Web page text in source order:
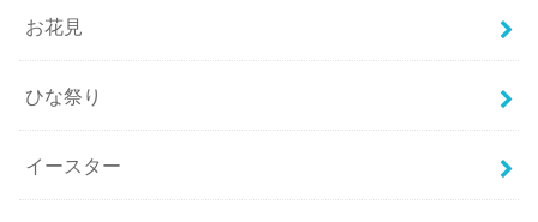
お花見
ひな祭り
イースター